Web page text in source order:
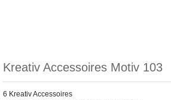
Kreativ Accessoires Motiv 103
6 Kreativ Accessoires